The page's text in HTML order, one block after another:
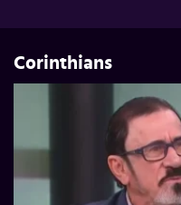
Corinthians